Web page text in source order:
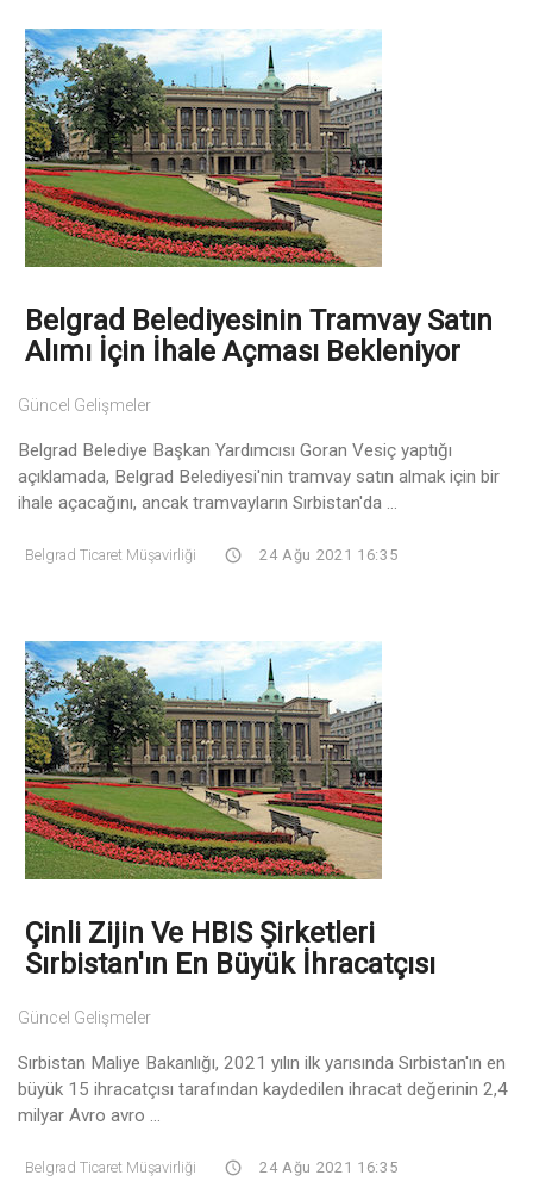
Belgrad Belediyesinin Tramvay Satın
Alımı İçin İhale Açması Bekleniyor
Güncel Gelişmeler
Belgrad Belediye Başkan Yardımcısı Goran Vesiç yaptığı
açıklamada, Belgrad Belediyesi'nin tramvay satın almak için bir
ihale açacağını, ancak tramvayların Sırbistan'da ...
Belgrad Ticaret Müşavirliği 24 Ağu 2021 16:35
Çinli Zijin Ve HBIS Şirketleri
Sırbistan'ın En Büyük İhracatçısı
Güncel Gelişmeler
Sırbistan Maliye Bakanlığı, 2021 yılın ilk yarısında Sırbistan'ın en
büyük 15 ihracatçısı tarafından kaydedilen ihracat değerinin 2,4
milyar Avro avro ...
Belgrad Ticaret Müşavirliği 24 Ağu 2021 16:35